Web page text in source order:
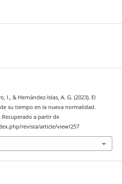
I., & Hernández-Islas, A. G. (2023). El
su tiempo en la nueva normalidad.
Recuperado a partir de
revista/article/view/257